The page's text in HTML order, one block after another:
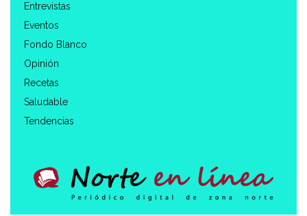
Entrevistas
Eventos
Fondo Blanco
Opinión
Recetas
Saludable
Tendencias